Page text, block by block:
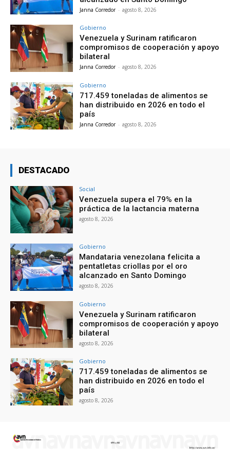
Janna Corredor - agosto 8, 2026
Gobierno
Venezuela y Surinam ratificaron
compromisos de cooperación y apoyo
bilateral
Janna Corredor - agosto 8, 2026
Gobierno
717.459 toneladas de alimentos se
han distribuido en 2026 en todo el
país
Janna Corredor - agosto 8, 2026
DESTACADO
Social
Venezuela supera el 79% en la
práctica de la lactancia materna
agosto 8, 2026
Gobierno
Mandataria venezolana felicita a
pentatletas criollas por el oro
alcanzado en Santo Domingo
agosto 8, 2026
Gobierno
Venezuela y Surinam ratificaron
compromisos de cooperación y apoyo
bilateral
agosto 8, 2026
Gobierno
717.459 toneladas de alimentos se
han distribuido en 2026 en todo el
país
agosto 8, 2026